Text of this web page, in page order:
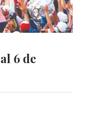
6 de